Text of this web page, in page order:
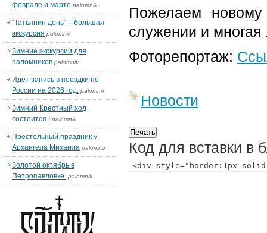
Пожелаем
служении и многая
Фоторепортаж:
Новости
Код для вставки в
феврале и марте palomnik
“Татьянин день” – большая
экскурсия palomnik
Зимние экскурсии для
паломников palomnik
Идет запись в поездки по
России на 2026 год. palomnik
Зимний Крестный ход
состоится ! palomnik
Престольный праздник у
Архангела Михаила palomnik
Золотой октябрь в
Петропавловке. palomnik